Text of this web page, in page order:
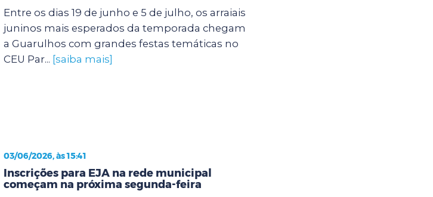
Entre os dias 19 de junho e 5 de julho, os arraiais
juninos mais esperados da temporada chegam
a Guarulhos com grandes festas temáticas no
CEU Par... [saiba mais]
03/06/2026, às 15:41
Inscrições para EJA na rede municipal
começam na próxima segunda-feira